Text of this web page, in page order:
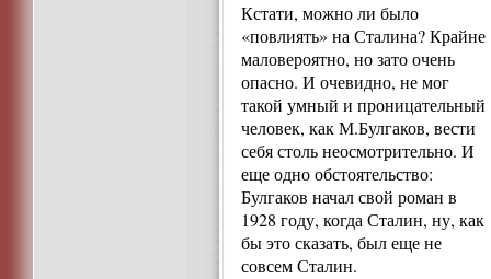
Кстати, можно ли было
«повлиять» на Сталина? Крайне
маловероятно, но зато очень
опасно. И очевидно, не мог
такой умный и проницательный
человек, как М.Булгаков, вести
себя столь неосмотрительно. И
еще одно обстоятельство:
Булгаков начал свой роман в
1928 году, когда Сталин, ну, как
бы это сказать, был еще не
совсем Сталин.